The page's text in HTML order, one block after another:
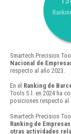
Smartech Precision
Nacional de
respecto al año 2023.
En el Ranking de
Tools S.l. en 2024 ha
posiciones respecto al
Smartech Precision
Ranking de
otras actividades